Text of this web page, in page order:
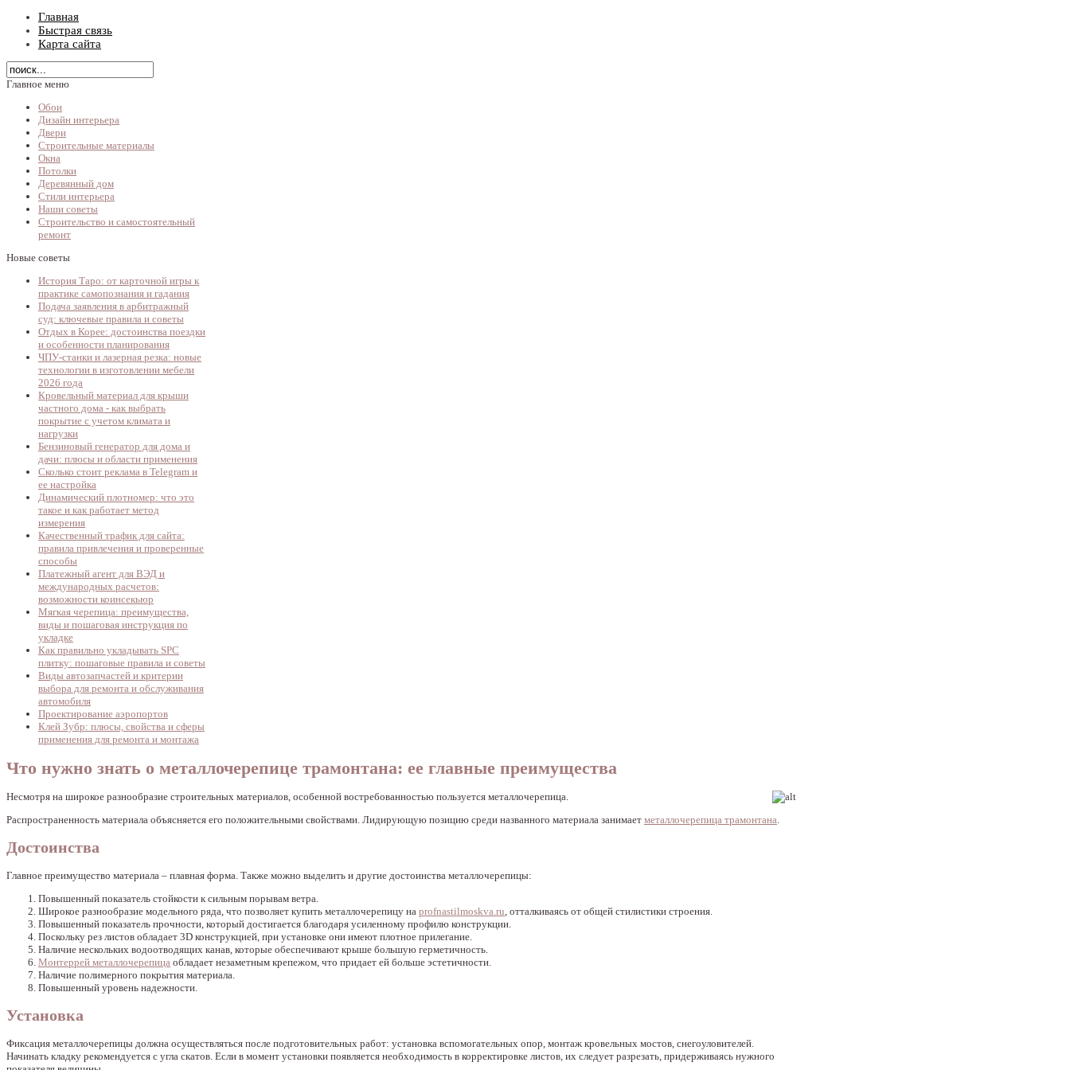
Главная
Быстрая связь
Карта сайта
Главное меню
Обои
Дизайн интерьера
Двери
Строительные материалы
Окна
Потолки
Деревянный дом
Стили интерьера
Наши советы
Строительство и самостоятельный
ремонт
Новые советы
История Таро: от карточной игры к
практике самопознания и гадания
Подача заявления в арбитражный
суд: ключевые правила и советы
Отдых в Корее: достоинства поездки
и особенности планирования
ЧПУ-станки и лазерная резка: новые
технологии в изготовлении мебели
2026 года
Кровельный материал для крыши
частного дома - как выбрать
покрытие с учетом климата и
нагрузки
Бензиновый генератор для дома и
дачи: плюсы и области применения
Сколько стоит реклама в Telegram и
ее настройка
Динамический плотномер: что это
такое и как работает метод
измерения
Качественный трафик для сайта:
правила привлечения и проверенные
способы
Платежный агент для ВЭД и
международных расчетов:
возможности коинсекьюр
Мягкая черепица: преимущества,
виды и пошаговая инструкция по
укладке
Как правильно укладывать SPC
плитку: пошаговые правила и советы
Виды автозапчастей и критерии
выбора для ремонта и обслуживания
автомобиля
Проектирование аэропортов
Клей Зубр: плюсы, свойства и сферы
применения для ремонта и монтажа
Что нужно знать о металлочерепице трамонтана: ее главные преимущества
Несмотря на широкое разнообразие строительных материалов, особенной востребованностью пользуется металлочерепица.
Распространенность материала объясняется его положительными свойствами. Лидирующую позицию среди названного материала занимает металлочерепица трамонтана
Достоинства
Главное преимущество материала – плавная форма. Также можно выделить и другие достоинства металлочерепицы:
Повышенный показатель стойкости к сильным порывам ветра.
Широкое разнообразие модельного ряда, что позволяет купить металлочерепицу на profnastilmoskva.ru , отталкиваясь от общей стилистики строения.
Повышенный показатель прочности, который достигается благодаря усиленному профилю конструкции.
Поскольку рез листов обладает 3D конструкцией, при установке они имеют плотное прилегание.
Наличие нескольких водоотводящих канав, которые обеспечивают крыше большую герметичность.
Монтеррей металлочерепица обладает незаметным крепежом, что придает ей больше эстетичности.
Наличие полимерного покрытия материала.
Повышенный уровень надежности.
Установка
Фиксация металлочерепицы должна осуществляться после подготовительных работ: установка вспомогательных опор, монтаж кровельных мостов, снегоуловителей.
Начинать кладку рекомендуется с угла скатов. Если в момент установки появляется необходимость в корректировке листов, их следует разрезать, придерживаясь нужного